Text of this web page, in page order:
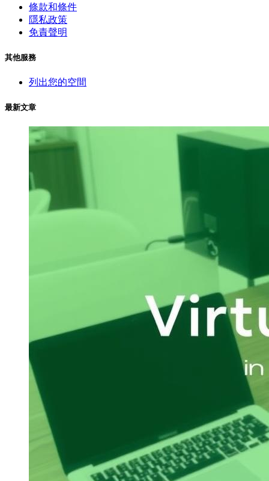
條款和條件
隱私政策
免責聲明
其他服務
列出您的空間
最新文章